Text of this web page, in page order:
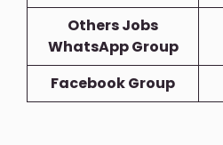
Others Jobs
WhatsApp Group
Facebook Group